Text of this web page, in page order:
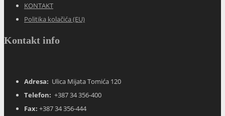
KONTAKT
Politika kolačića (EU)
Kontakt info
Adresa: Ulica Mijata Tomića 120
Telefon: +387 34 356-400
Fax: +387 34 356-444